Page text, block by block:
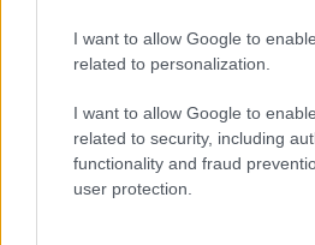
I want to allow Google to
related to personalization.
I want to allow Google to
related to security, including
functionality and fraud
user protection.
PRIVACY E
MAPPA DEL